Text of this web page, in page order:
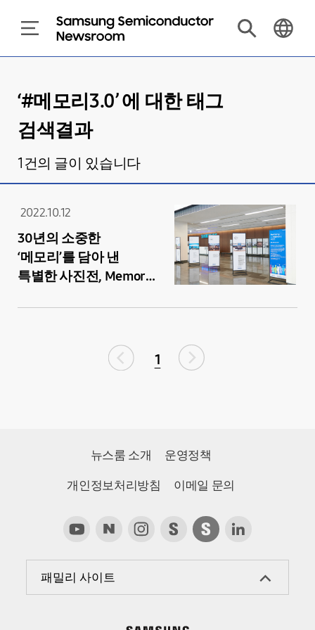
‘#메모리3.0’ 에 대한 태그
검색결과
1 건의 글이 있습니다
2022.10.12
30년의 소중한
‘메모리’를 담아 낸
특별한 사진전, Memory
1
뉴스룸 소개 운영정책
개인정보처리방침 이메일 문의
패밀리 사이트